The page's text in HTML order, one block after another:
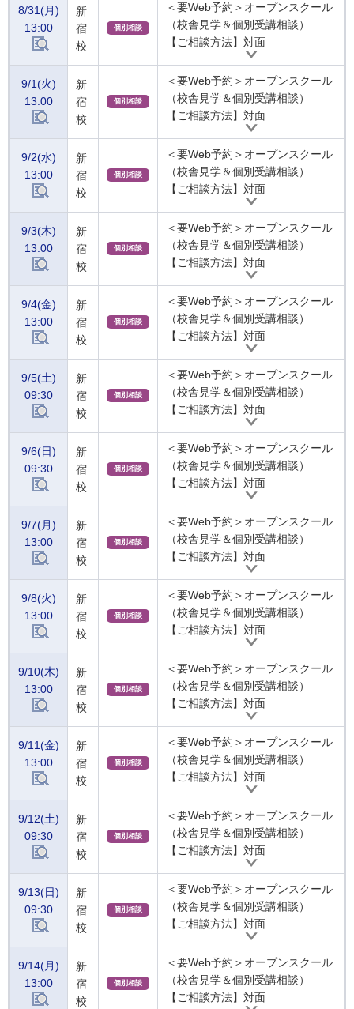
8/31(月)
13:00
新
宿
校
個別相談
＜要Web予約＞オープンスクール
（校舎見学＆個別受講相談）
【ご相談方法】対面
9/1(火)
13:00
新
宿
校
個別相談
＜要Web予約＞オープンスクール
（校舎見学＆個別受講相談）
【ご相談方法】対面
9/2(水)
13:00
新
宿
校
個別相談
＜要Web予約＞オープンスクール
（校舎見学＆個別受講相談）
【ご相談方法】対面
9/3(木)
13:00
新
宿
校
個別相談
＜要Web予約＞オープンスクール
（校舎見学＆個別受講相談）
【ご相談方法】対面
9/4(金)
13:00
新
宿
校
個別相談
＜要Web予約＞オープンスクール
（校舎見学＆個別受講相談）
【ご相談方法】対面
9/5(土)
09:30
新
宿
校
個別相談
＜要Web予約＞オープンスクール
（校舎見学＆個別受講相談）
【ご相談方法】対面
9/6(日)
09:30
新
宿
校
個別相談
＜要Web予約＞オープンスクール
（校舎見学＆個別受講相談）
【ご相談方法】対面
9/7(月)
13:00
新
宿
校
個別相談
＜要Web予約＞オープンスクール
（校舎見学＆個別受講相談）
【ご相談方法】対面
9/8(火)
13:00
新
宿
校
個別相談
＜要Web予約＞オープンスクール
（校舎見学＆個別受講相談）
【ご相談方法】対面
9/10(木)
13:00
新
宿
校
個別相談
＜要Web予約＞オープンスクール
（校舎見学＆個別受講相談）
【ご相談方法】対面
9/11(金)
13:00
新
宿
校
個別相談
＜要Web予約＞オープンスクール
（校舎見学＆個別受講相談）
【ご相談方法】対面
9/12(土)
09:30
新
宿
校
個別相談
＜要Web予約＞オープンスクール
（校舎見学＆個別受講相談）
【ご相談方法】対面
9/13(日)
09:30
新
宿
校
個別相談
＜要Web予約＞オープンスクール
（校舎見学＆個別受講相談）
【ご相談方法】対面
9/14(月)
13:00
新
宿
校
個別相談
＜要Web予約＞オープンスクール
（校舎見学＆個別受講相談）
【ご相談方法】対面